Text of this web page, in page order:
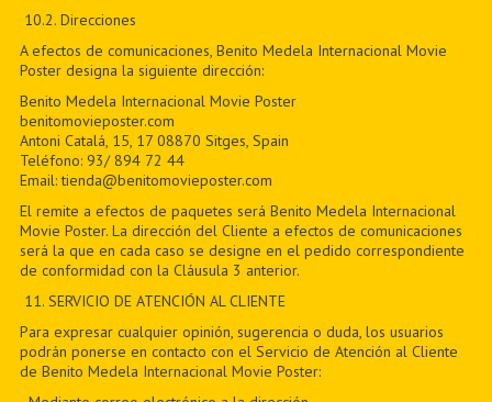
10.2. Direcciones
A efectos de comunicaciones, Benito Medela Internacional Movie
Poster designa la siguiente dirección:
Benito Medela Internacional Movie Poster
benitomovieposter.com
Antoni Catalá, 15, 17 08870 Sitges, Spain
Teléfono: 93/ 894 72 44
Email: tienda@benitomovieposter.com
El remite a efectos de paquetes será Benito Medela Internacional
Movie Poster. La dirección del Cliente a efectos de comunicaciones
será la que en cada caso se designe en el pedido correspondiente
de conformidad con la Cláusula 3 anterior.
11. SERVICIO DE ATENCIÓN AL CLIENTE
Para expresar cualquier opinión, sugerencia o duda, los usuarios
podrán ponerse en contacto con el Servicio de Atención al Cliente
de Benito Medela Internacional Movie Poster: